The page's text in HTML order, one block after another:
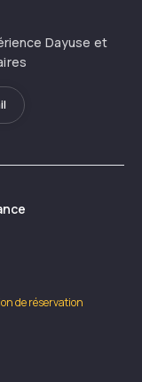
Dayuse et
de réservation